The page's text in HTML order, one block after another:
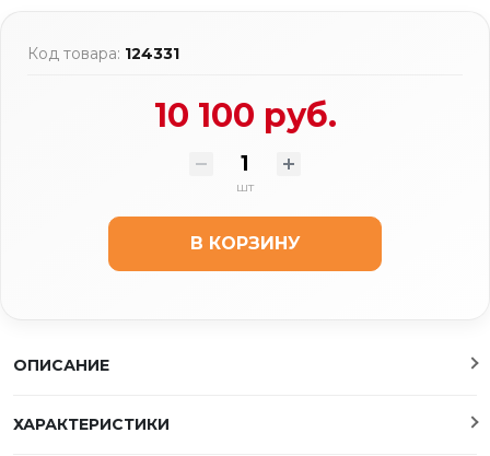
Код товара: 124331
10 100 руб.
шт
В КОРЗИНУ
ОПИСАНИЕ
ХАРАКТЕРИСТИКИ